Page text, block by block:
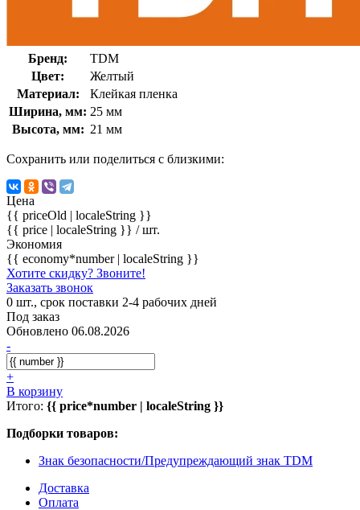
Бренд:
TDM
Цвет:
Желтый
Материал:
Клейкая пленка
Ширина, мм: 25 мм
Высота, мм: 21 мм
Сохранить или поделиться с близкими:
Цена
{{ priceOld | localeString }}
{{ price | localeString }} / шт.
Экономия
{{ economy*number | localeString }}
Хотите скидку? Звоните!
Заказать звонок
0 шт., срок поставки 2-4 рабочих дней
Под заказ
Обновлено 06.08.2026
-
+
В корзину
Итого: {{ price*number | localeString }}
Подборки товаров:
Знак безопасности/Предупреждающий знак TDM
Доставка
Оплата